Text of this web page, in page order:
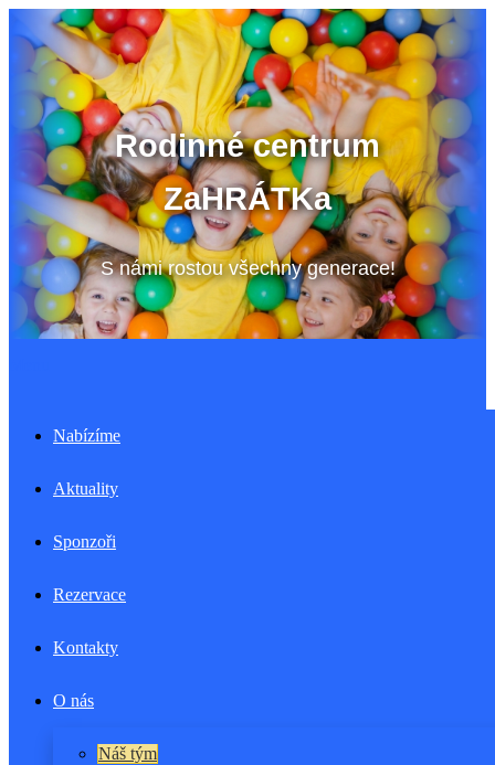
Přeskočit
na
obsah
Rodinné centrum
ZaHRÁTKa
S námi rostou všechny generace!
Nabízíme
Aktuality
Sponzoři
Rezervace
Kontakty
O nás
Náš tým